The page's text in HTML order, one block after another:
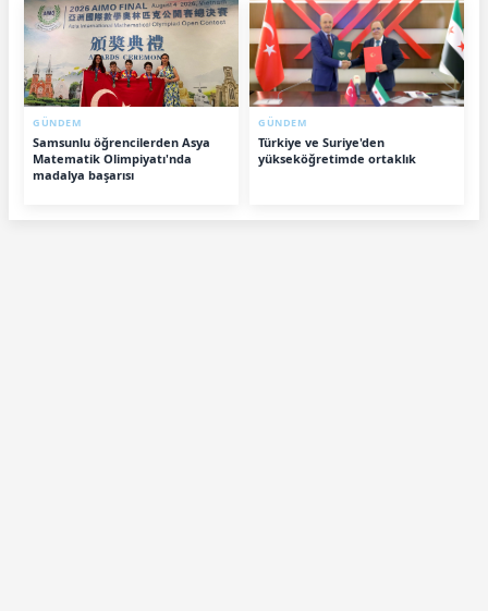
GÜNDEM
Samsunlu öğrencilerden Asya
Matematik Olimpiyatı'nda
madalya başarısı
GÜNDEM
Türkiye ve Suriye'den
yükseköğretimde ortaklık